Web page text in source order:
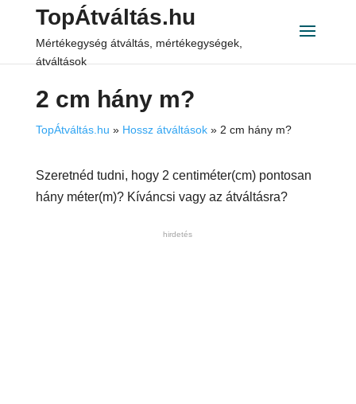
TopÁtváltás.hu
Mértékegység átváltás, mértékegységek,
átváltások
2 cm hány m?
TopÁtváltás.hu » Hossz átváltások» 2 cm hány m?
Szeretnéd tudni, hogy 2 centiméter(cm) pontosan
hány méter(m)? Kíváncsi vagy az átváltásra?
hirdetés